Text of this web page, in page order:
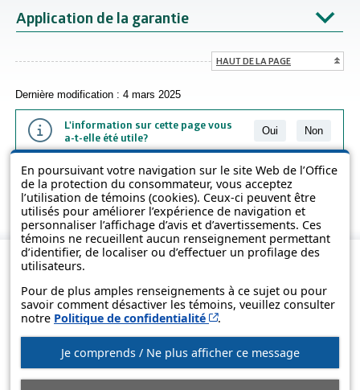
En poursuivant votre navigation sur le site Web de l’Office
de la protection du consommateur, vous acceptez
l’utilisation de témoins (cookies). Ceux-ci peuvent être
utilisés pour améliorer l’expérience de navigation et
personnaliser l’affichage d’avis et d’avertissements. Ces
témoins ne recueillent aucun renseignement permettant
d’identifier, de localiser ou d’effectuer un profilage des
utilisateurs.
Pour de plus amples renseignements à ce sujet ou pour
savoir comment désactiver les témoins, veuillez consulter
notre Politique de confidentialité Cet hyperlien s’ouvrira
.
Je comprends / Ne plus afficher ce message
Application de la garantie
HAUT DE LA PAGE
Dernière modification : 4 mars 2025
L'information sur cette page vous
a-t-elle été utile?
Oui Non
L'information présentée dans cette page a été vulgarisée pour en
favoriser la compréhension. Elle ne remplace pas les textes des lois
et des règlements.
© Gouvernement du Québec, 2013-2025